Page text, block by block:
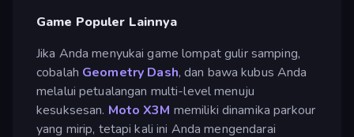
Game Populer Lainnya
Jika Anda menyukai game lompat gulir samping,
cobalah Geometry Dash, dan bawa kubus Anda
melalui petualangan multi-level menuju
kesuksesan. Moto X3M memiliki dinamika parkour
yang mirip, tetapi kali ini Anda mengendarai